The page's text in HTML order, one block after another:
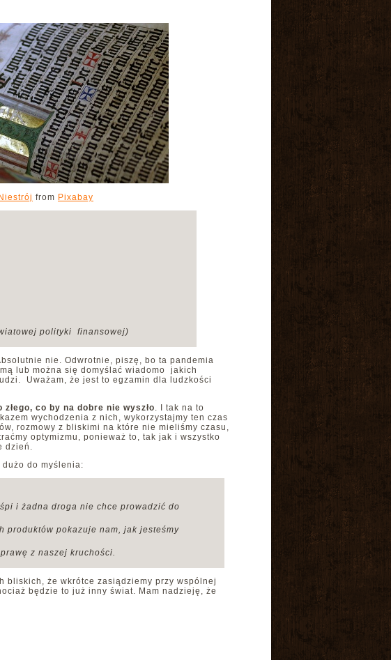
from Pixabay
polityki finansowej)
nie. Odwrotnie, piszę, bo ta pandemia
lub można się domyślać wiadomo jakich
Uważam, że jest to egzamin dla ludzkości
złego, co by na dobre nie wyszło. I tak na to
wychodzenia z nich, wykorzystajmy ten czas
rozmowy z bliskimi na które nie mieliśmy czasu,
optymizmu, ponieważ to, tak jak i wszystko
dzień.
dużo do myślenia:
i żadna droga nie chce prowadzić do
produktów pokazuje nam, jak jesteśmy
z naszej kruchości.
bliskich, że wkrótce zasiądziemy przy wspólnej
będzie to już inny świat. Mam nadzieję, że